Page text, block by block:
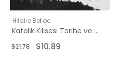
Hilaire Belloc
Katolik Kilisesi Tarihe ve Sosyalizme Meydan Okuyor!
$10.89
$21.78